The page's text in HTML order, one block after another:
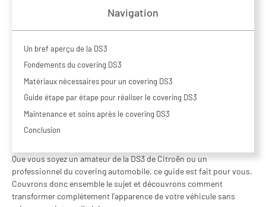
Navigation
Un bref aperçu de la DS3
Fondements du covering DS3
Matériaux nécessaires pour un covering DS3
Guide étape par étape pour réaliser le covering DS3
Maintenance et soins après le covering DS3
Conclusion
Que vous soyez un amateur de la DS3 de Citroën ou un
professionnel du covering automobile, ce guide est fait pour vous.
Couvrons donc ensemble le sujet et découvrons comment
transformer complétement l’apparence de votre véhicule sans